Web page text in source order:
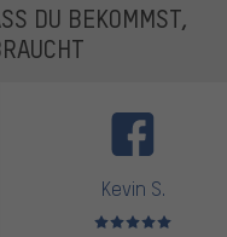
DU BEKOMMST,
Kevin S.
Bewertungen: 5 von 5